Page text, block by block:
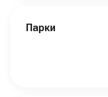
Парки